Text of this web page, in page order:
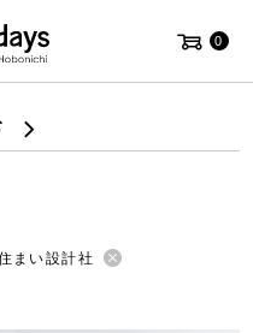
0
まい設計社